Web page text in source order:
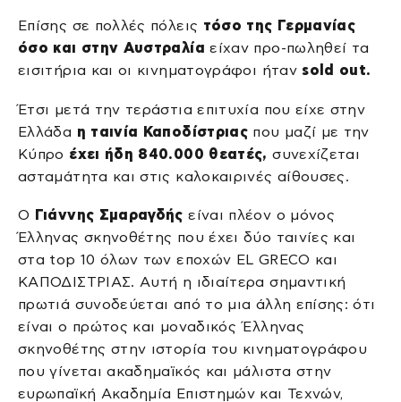
Επίσης σε πολλές πόλεις τόσο της Γερμανίας
όσο και στην Αυστραλία είχαν προ-πωληθεί τα
εισιτήρια και οι κινηματογράφοι ήτανsold out.
Έτσι μετά την τεράστια επιτυχία που είχε στην
Ελλάδα η ταινία Καποδίστριας που μαζί με την
Κύπρο έχει ήδη 840.000 θεατές,συνεχίζεται
ασταμάτητα και στις καλοκαιρινές αίθουσες.
Ο Γιάννης Σμαραγδής είναι πλέον ο μόνος
Έλληνας σκηνοθέτης που έχει δύο ταινίες και
στα top 10 όλων των εποχών ΕL GRECO και
ΚΑΠΟΔΙΣΤΡΙΑΣ. Αυτή η ιδιαίτερα σημαντική
πρωτιά συνοδεύεται από το μια άλλη επίσης: ότι
είναι ο πρώτος και μοναδικός Έλληνας
σκηνοθέτης στην ιστορία του κινηματογράφου
που γίνεται ακαδημαϊκός και μάλιστα στην
ευρωπαϊκή Ακαδημία Επιστημών και Τεχνών,